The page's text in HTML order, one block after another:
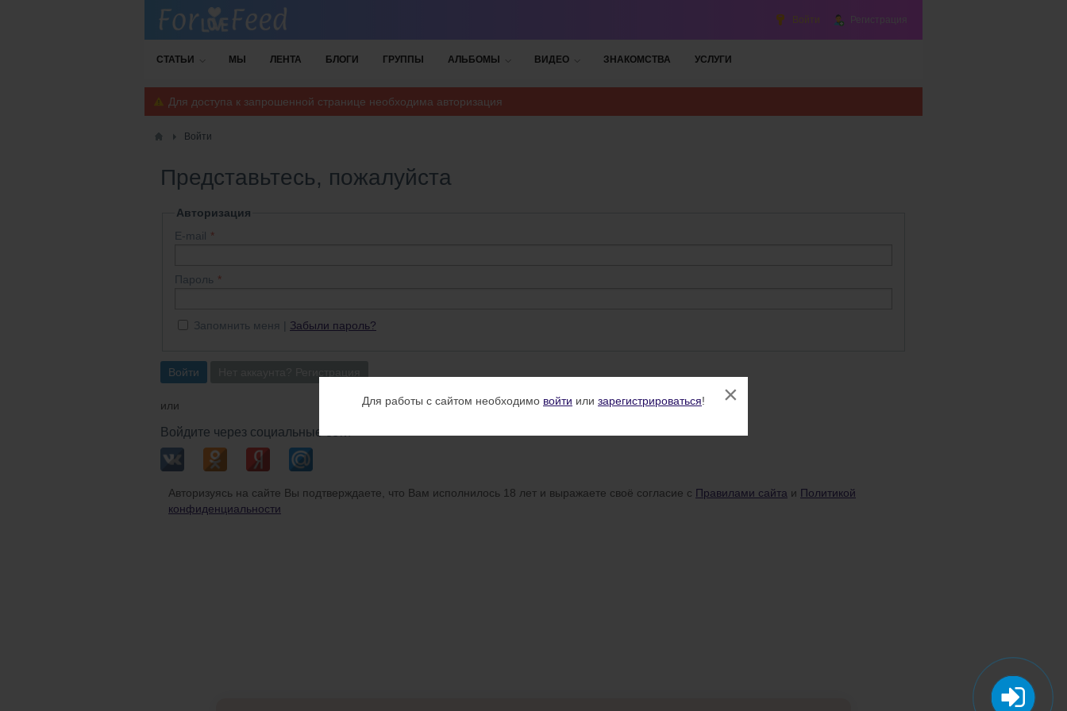
Для работы с сайтом необходимо войти или зарегистрироваться! ×
Войти Регистрация
СТАТЬИ МЫ ЛЕНТА БЛОГИ ГРУППЫ АЛЬБОМЫ ВИДЕО ЗНАКОМСТВА УСЛУГИ
Для доступа к запрошенной странице необходима авторизация
Войти
Представьтесь, пожалуйста
Авторизация
E-mail
Пароль
Запомнить меня Забыли пароль?
Войти
или
Войдите через социальные сети
Авторизуясь на сайте Вы подтверждаете, что Вам исполнилось 18 лет и выражаете своё согласие с Правилами сайта и Политикой
конфиденциальности